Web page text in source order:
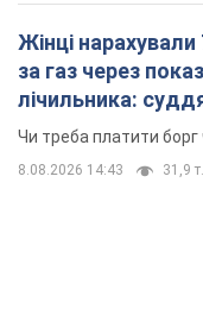
Жінці
за газ через
лічильника:
неочікуване
Чи треба платити
8.08.2026 14:43 31,9 т.